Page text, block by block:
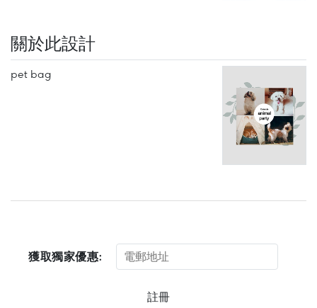
關於此設計
pet bag
獲取獨家優惠:
註冊